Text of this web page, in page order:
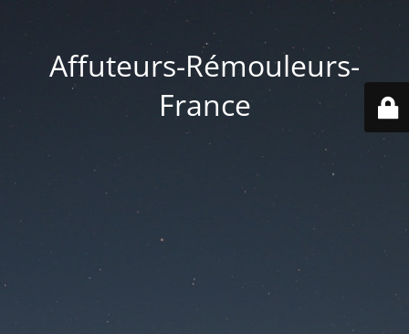
Affuteurs-Rémouleurs-
France